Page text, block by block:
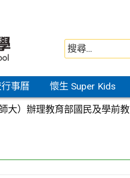
事曆 懷生 Super Kids
大）辦理教育部國民及學前